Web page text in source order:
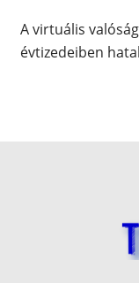
A virtuális
évtizedeiben